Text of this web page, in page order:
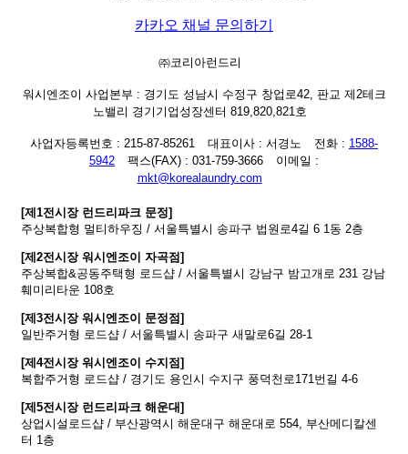
카카오 채널 문의하기
㈜코리아런드리
워시엔조이 사업본부 : 경기도 성남시 수정구 창업로42, 판교 제2테크
노밸리 경기기업성장센터 819,820,821호
사업자등록번호 : 215-87-85261 대표이사 : 서경노 전화 : 1588-
5942
팩스(FAX) : 031-759-3666
이메일 :
mkt@korealaundry.com
[제1전시장 런드리파크 문정]
주상복합형 멀티하우징 / 서울특별시 송파구 법원로4길 6 1동 2층
[제2전시장 워시엔조이 자곡점]
주상복합&공동주택형 로드샵 / 서울특별시 강남구 밤고개로 231 강남
훼미리타운 108호
[제3전시장 워시엔조이 문정점]
일반주거형 로드샵 / 서울특별시 송파구 새말로6길 28-1
[제4전시장 워시엔조이 수지점]
복합주거형 로드샵 / 경기도 용인시 수지구 풍덕천로171번길 4-6
[제5전시장 런드리파크 해운대]
상업시설로드샵 / 부산광역시 해운대구 해운대로 554, 부산메디칼센
터 1층